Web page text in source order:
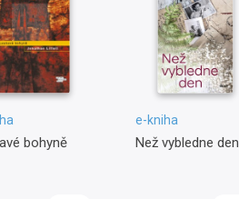
bohyně
e-kniha
Než vybledne den